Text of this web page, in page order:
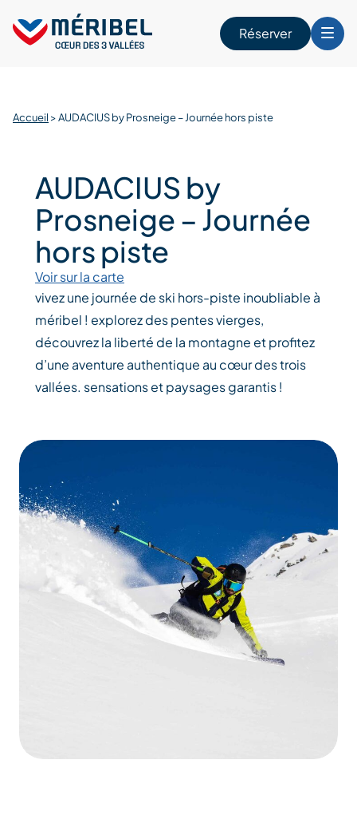
content
Réserver
Accueil >AUDACIUS by Prosneige – Journée hors piste
AUDACIUS by
Prosneige – Journée
hors piste
Voir sur la carte
vivez une journée de ski hors-piste inoubliable à
méribel ! explorez des pentes vierges,
découvrez la liberté de la montagne et profitez
d’une aventure authentique au cœur des trois
vallées. sensations et paysages garantis !